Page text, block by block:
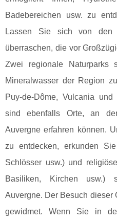
Badebereichen usw. zu
Lassen Sie sich von den
überraschen, die vor
Zwei regionale Naturparks
Mineralwasser der Region
Puy-de-Dôme, Vulcania
sind ebenfalls Orte, an
Auvergne erfahren können.
zu entdecken, erkunden
Schlösser usw.) und
Basiliken, Kirchen usw.)
Auvergne. Der Besuch dieser
gewidmet. Wenn Sie in